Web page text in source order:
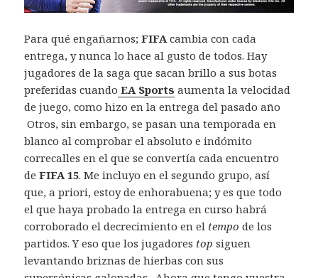
Para qué engañarnos;FIFAcambia con cada
entrega, y nunca lo hace al gusto de todos. Hay
jugadores de la saga que sacan brillo a sus botas
preferidas cuando EA Sports aumenta la velocidad
de juego, como hizo en la entrega del pasado año
Otros, sin embargo, se pasan una temporada en
blanco al comprobar el absoluto e indómito
correcalles en el que se convertía cada encuentro
deFIFA 15. Me incluyo en el segundo grupo, así
que, a priori, estoy de enhorabuena; y es que todo
el que haya probado la entrega en curso habrá
corroborado el decrecimiento en el tempo de los
partidos. Y eso que los jugadores topsiguen
levantando briznas de hierbas con sus